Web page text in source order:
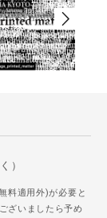
）
料適用外)が必要と
ざいましたら予め